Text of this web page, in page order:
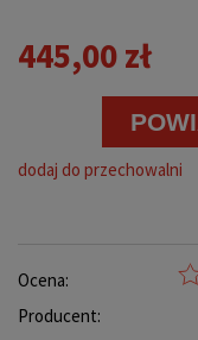
445,00 zł
dodaj do przechowalni
Ocena:
Producent: